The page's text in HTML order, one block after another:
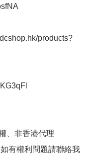
products?
、非香港代理
有權利問題請聯絡我